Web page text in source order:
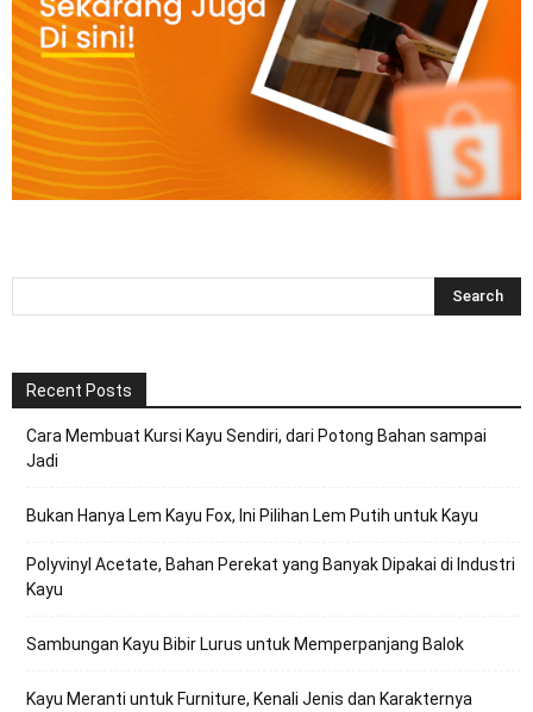
Recent Posts
Cara Membuat Kursi Kayu Sendiri, dari Potong Bahan sampai
Jadi
Bukan Hanya Lem Kayu Fox, Ini Pilihan Lem Putih untuk Kayu
Polyvinyl Acetate, Bahan Perekat yang Banyak Dipakai di Industri
Kayu
Sambungan Kayu Bibir Lurus untuk Memperpanjang Balok
Kayu Meranti untuk Furniture, Kenali Jenis dan Karakternya